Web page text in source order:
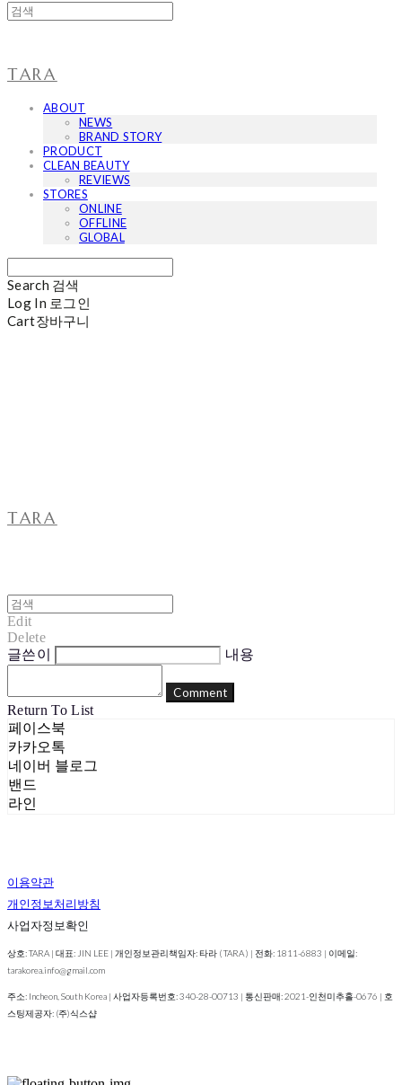
TARA
ABOUT
NEWS
BRAND STORY
PRODUCT
CLEAN BEAUTY
REVIEWS
STORES
ONLINE
OFFLINE
GLOBAL
Search 검색
Log In 로그인
Cart장바구니
TARA
Edit
Delete
글쓴이
내용
Comment
Return To List
페이스북
카카오톡
네이버 블로그
밴드
라인
이용약관
개인정보처리방침
사업자정보확인
상호: TARA | 대표: JIN LEE | 개인정보관리책임자: 타라 ( TARA ) | 전화: 1811-6883 | 이메일:
tarakorea.info@gmail.com
주소: Incheon, South Korea | 사업자등록번호:340-28-00713 | 통신판매:2021-인천미추홀-0676 | 호
스팅제공자: (주)식스샵